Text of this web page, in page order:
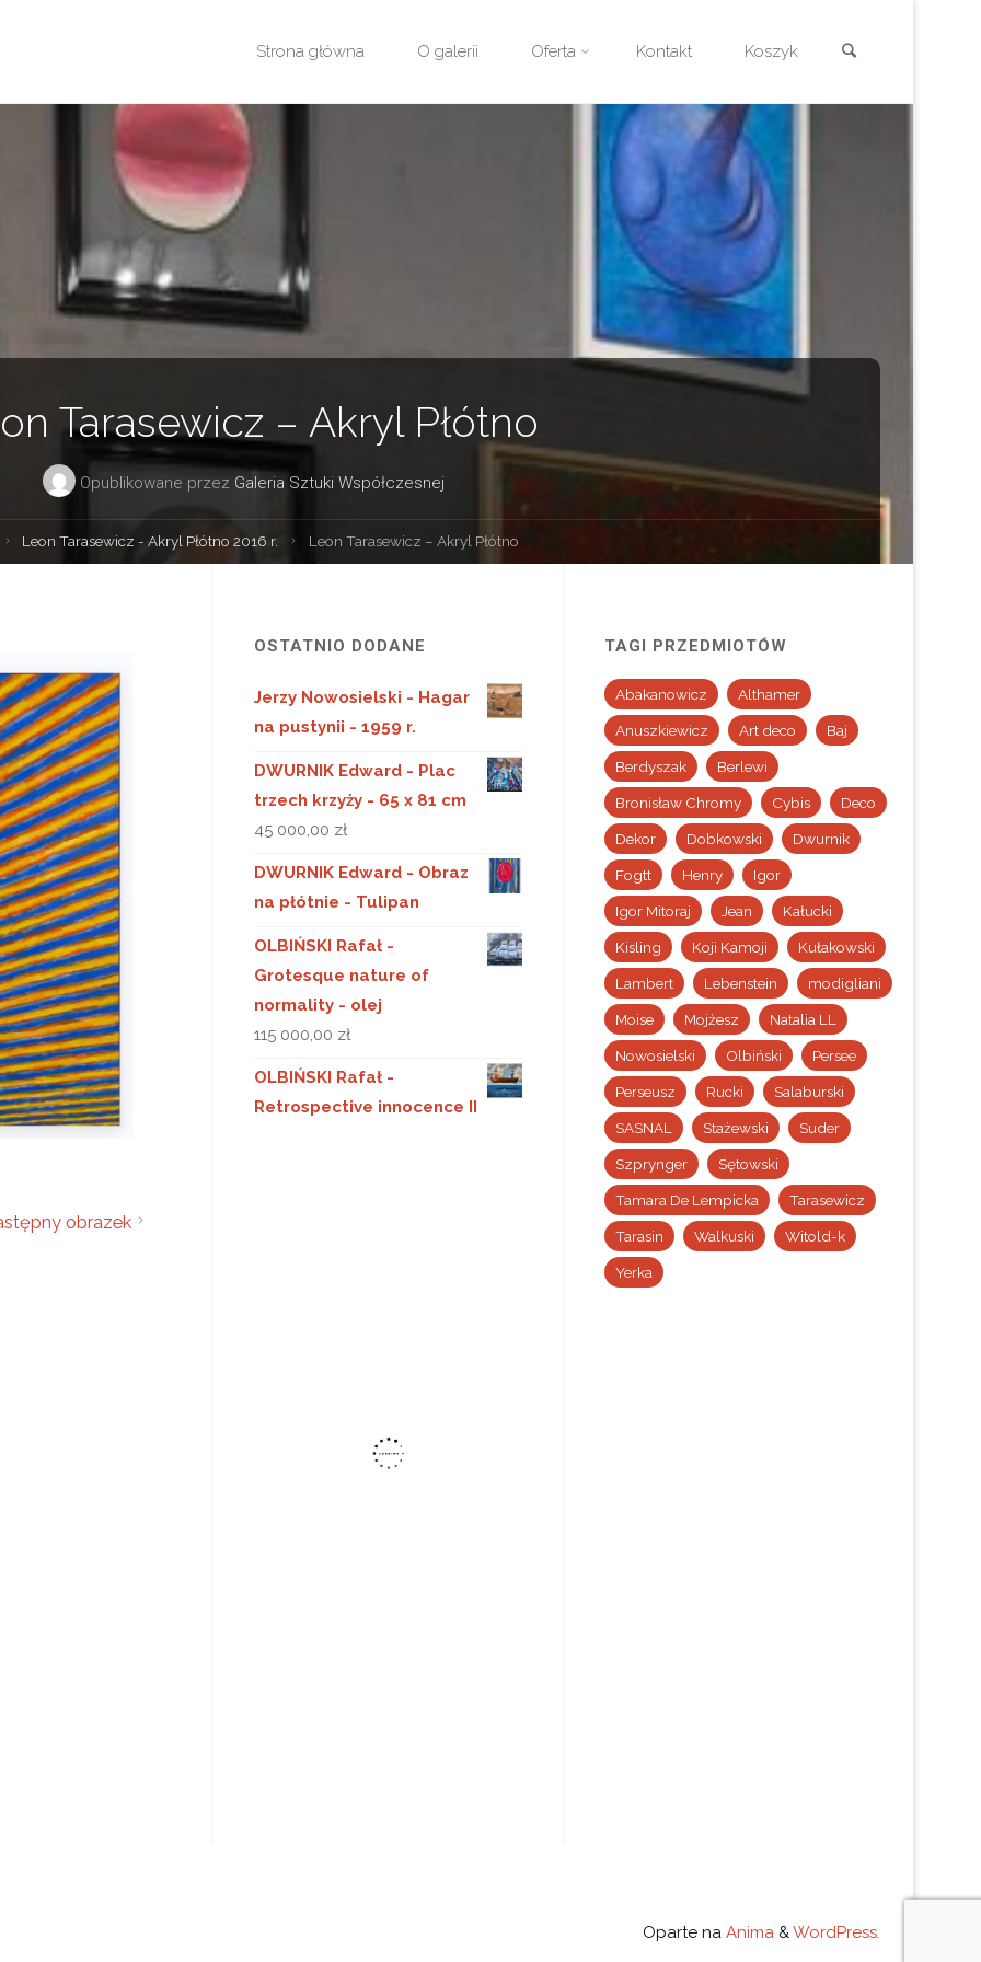
Strona główna O galerii Oferta Kontakt Koszyk
Tarasewicz – Akryl Płótno
Opublikowane przez Galeria Sztuki Współczesnej
Leon Tarasewicz - Akryl Płótno 2016 r. Leon Tarasewicz – Akryl Płótno
obrazek
OSTATNIO DODANE
Jerzy Nowosielski - Hagar
na pustynii - 1959 r.
DWURNIK Edward - Plac
trzech krzyży - 65 x 81 cm
45 000,00 zł
DWURNIK Edward - Obraz
na płótnie - Tulipan
OLBIŃSKI Rafał -
Grotesque nature of
normality - olej
115 000,00 zł
OLBIŃSKI Rafał -
Retrospective innocence II
TAGI PRZEDMIOTÓW
Abakanowicz Althamer
Anuszkiewicz Art deco Baj
Berdyszak Berlewi
Bronisław Chromy Cybis Deco
Dekor Dobkowski Dwurnik
Fogtt Henry Igor
Igor Mitoraj Jean Kałucki
Kisling Koji Kamoji Kułakowski
Lambert Lebenstein modigliani
Moise Mojżesz Natalia LL
Nowosielski Olbiński Persee
Perseusz Rucki Salaburski
SASNAL Stażewski Suder
Szprynger Sętowski
Tamara De Lempicka Tarasewicz
Tarasin Walkuski Witold-k
Yerka
Oparte na Anima & WordPress.